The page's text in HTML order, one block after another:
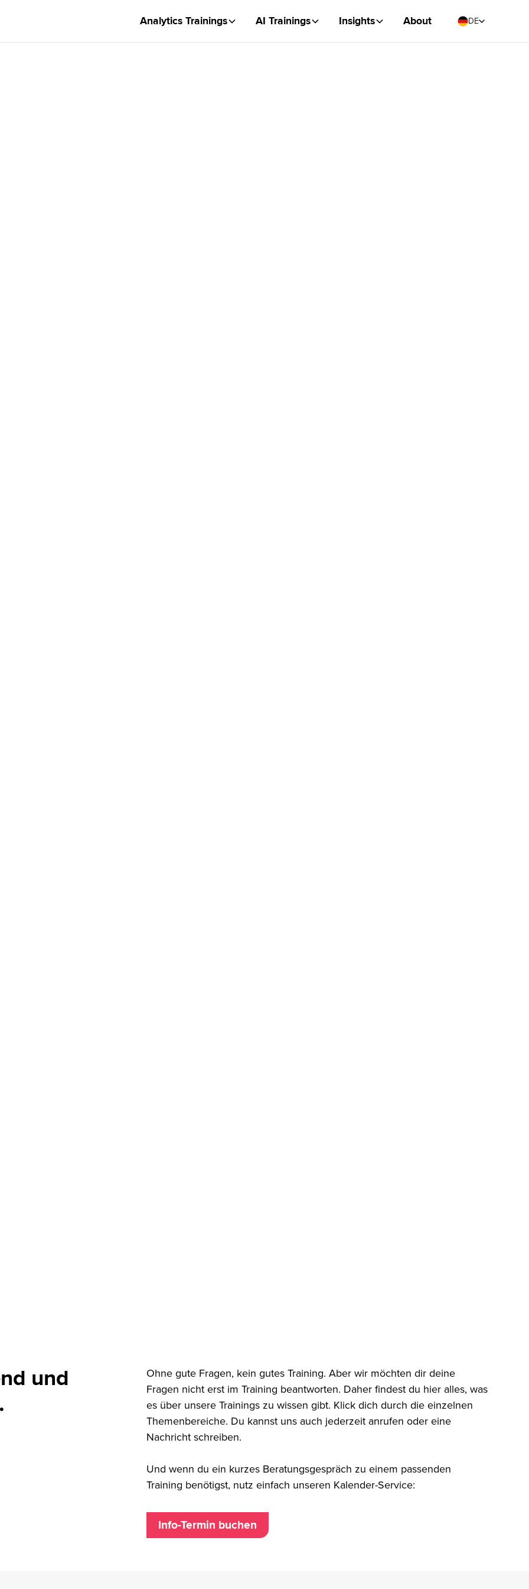
Analytics Trainings AI Trainings Insights About DE
und
Ohne gute Fragen, kein gutes Training. Aber wir möchten dir deine
Fragen nicht erst im Training beantworten. Daher findest du hier alles, was
es über unsere Trainings zu wissen gibt. Klick dich durch die einzelnen
Themenbereiche. Du kannst uns auch jederzeit anrufen oder eine
Nachricht schreiben.
Und wenn du ein kurzes Beratungsgespräch zu einem passenden
Training benötigst, nutz einfach unseren Kalender-Service:
Info-Termin buchen